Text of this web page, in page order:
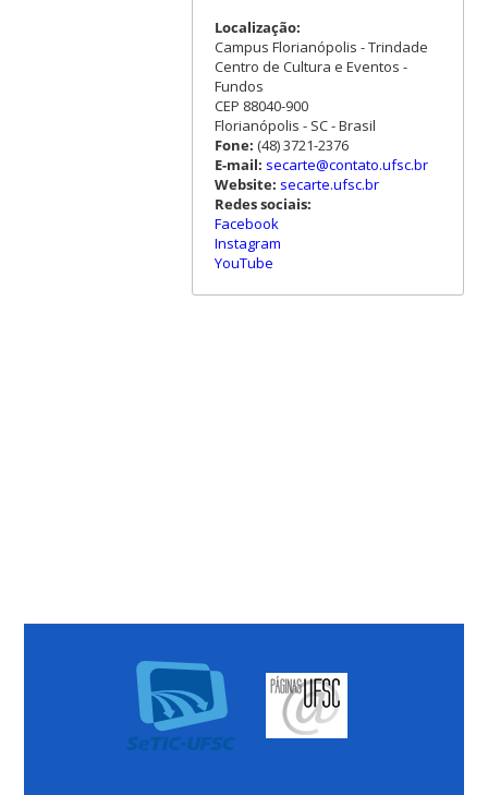
Localização:
Campus Florianópolis - Trindade
Centro de Cultura e Eventos -
Fundos
CEP 88040-900
Florianópolis - SC - Brasil
Fone: (48) 3721-2376
E-mail: secarte@contato.ufsc.br
Website: secarte.ufsc.br
Redes sociais:
Facebook
Instagram
YouTube